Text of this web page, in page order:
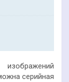
серийная